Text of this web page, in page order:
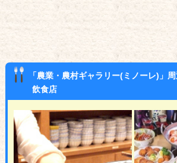
「農業・農村ギャラリー(ミノーレ)」
飲食店